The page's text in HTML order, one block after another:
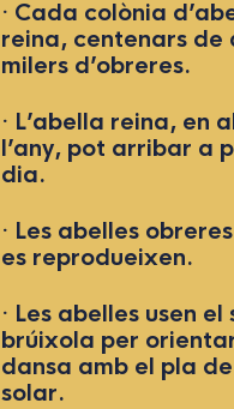
· Cada colònia
reina, centenars de
milers d’obreres.
· L’abella reina, en
l’any, pot arribar a
dia.
· Les abelles
es reprodueixen.
· Les abelles usen
brúixola per
dansa amb el pla
solar.